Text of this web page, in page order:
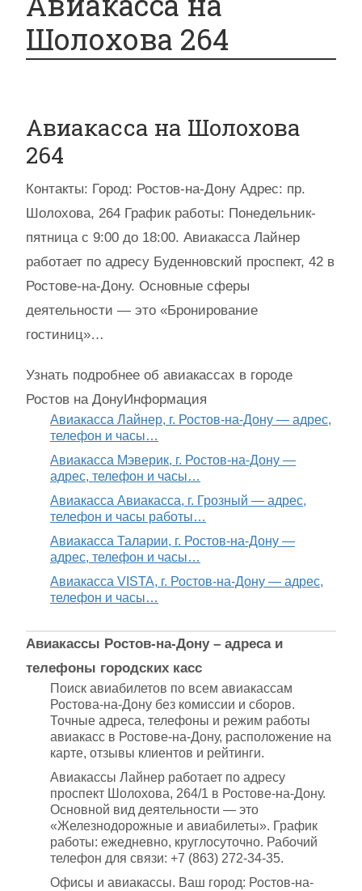
Шолохова 264
Авиакасса на Шолохова
264
Контакты: Город: Ростов-на-Дону Адрес: пр.
Шолохова, 264 График работы: Понедельник-
пятница с 9:00 до 18:00. Авиакасса Лайнер
работает по адресу Буденновский проспект, 42 в
Ростове-на-Дону. Основные сферы
деятельности — это «Бронирование
гостиниц»…
Узнать подробнее об авиакассах в городе
Ростов на ДонуИнформация
Авиакасса Лайнер, г. Ростов-на-Дону — адрес,
телефон и часы…
Авиакасса Мэверик, г. Ростов-на-Дону —
адрес, телефон и часы…
Авиакасса Авиакасса, г. Грозный — адрес,
телефон и часы работы…
Авиакасса Таларии, г. Ростов-на-Дону —
адрес, телефон и часы…
Авиакасса VISTA, г. Ростов-на-Дону — адрес,
телефон и часы…
Авиакассы Ростов-на-Дону – адреса и
телефоны городских касс
Поиск авиабилетов по всем авиакассам
Ростова-на-Дону без комиссии и сборов.
Точные адреса, телефоны и режим работы
авиакасс в Ростове-на-Дону, расположение на
карте, отзывы клиентов и рейтинги.
Авиакассы Лайнер работает по адресу
проспект Шолохова, 264/1 в Ростове-на-Дону.
Основной вид деятельности — это
«Железнодорожные и авиабилеты». График
работы: ежедневно, круглосуточно. Рабочий
телефон для связи: +7 (863) 272-34-35.
Офисы и авиакассы. Ваш город: Ростов-на-